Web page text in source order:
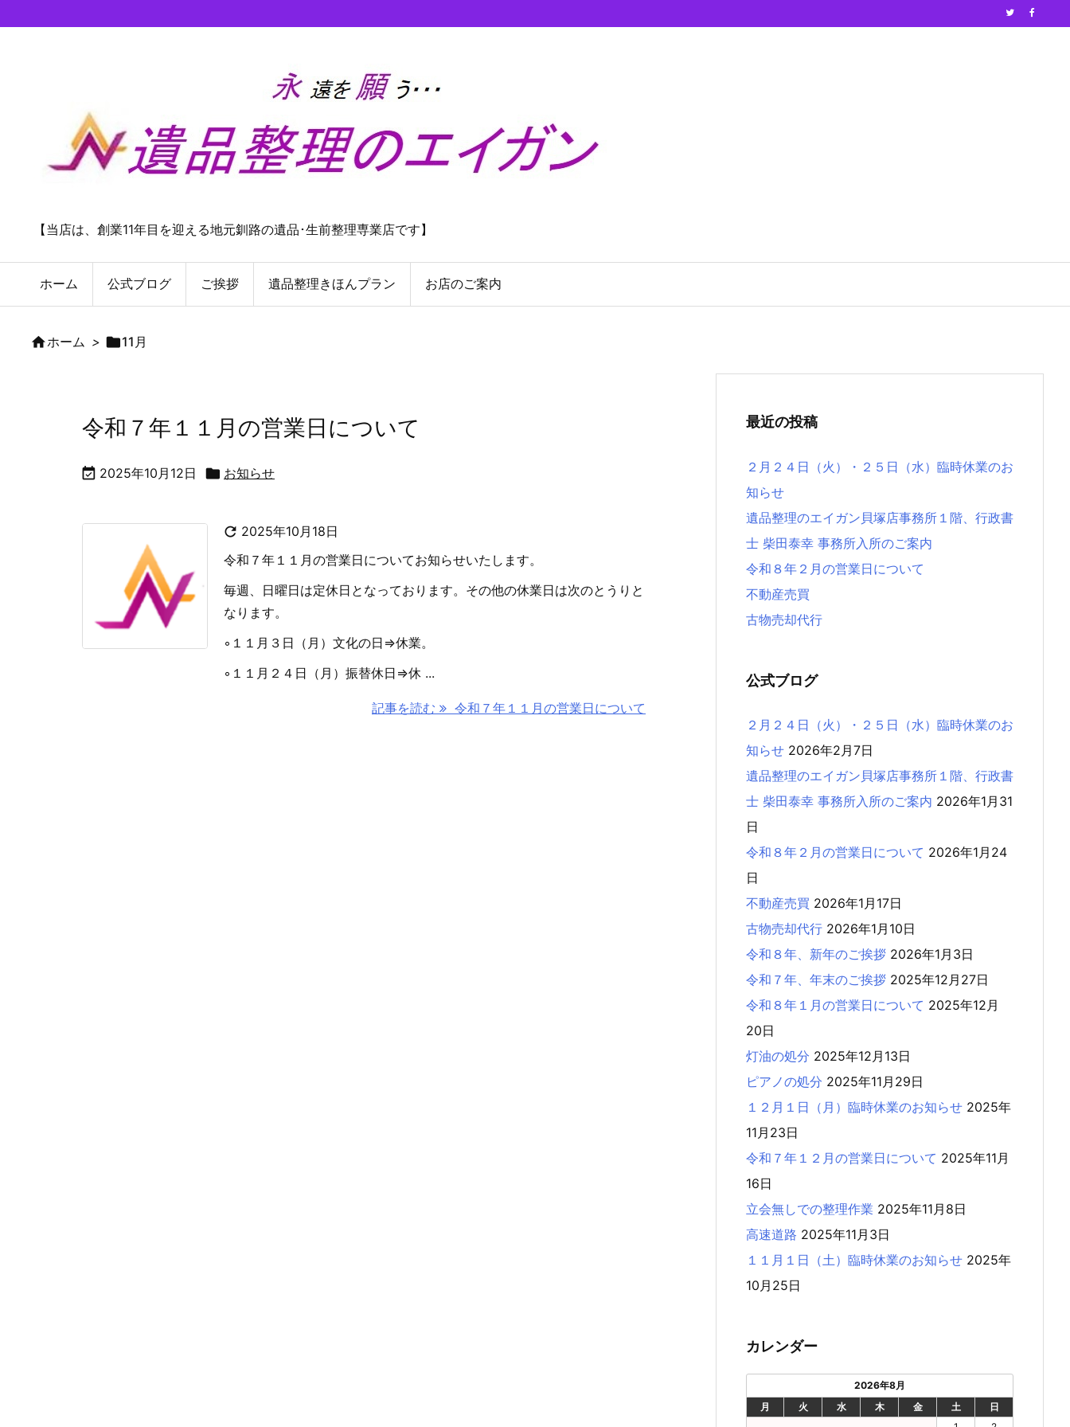
【当店は、創業11年目を迎える地元釧路の遺品･生前整理専業店です】
ホーム 公式ブログ ご挨拶 遺品整理きほんプラン お店のご案内
ホーム > 11月
令和７年１１月の営業日について
 2025年10月12日  お知らせ
 2025年10月18日
令和７年１１月の営業日についてお知らせいたします。
毎週、日曜日は定休日となっております。その他の休業日は次のとうりと
なります。
◦１１月３日（月）文化の日⇒休業。
◦１１月２４日（月）振替休日⇒休 ...
記事を読む 令和７年１１月の営業日について
最近の投稿
２月２４日（火）・２５日（水）臨時休業のお
知らせ
遺品整理のエイガン貝塚店事務所１階、行政書
士 柴田泰幸 事務所入所のご案内
令和８年２月の営業日について
不動産売買
古物売却代行
公式ブログ
２月２４日（火）・２５日（水）臨時休業のお
知らせ 2026年2月7日
遺品整理のエイガン貝塚店事務所１階、行政書
士 柴田泰幸 事務所入所のご案内 2026年1月31
日
令和８年２月の営業日について 2026年1月24
日
不動産売買 2026年1月17日
古物売却代行 2026年1月10日
令和８年、新年のご挨拶 2026年1月3日
令和７年、年末のご挨拶 2025年12月27日
令和８年１月の営業日について 2025年12月
20日
灯油の処分 2025年12月13日
ピアノの処分 2025年11月29日
１２月１日（月）臨時休業のお知らせ 2025年
11月23日
令和７年１２月の営業日について 2025年11月
16日
立会無しでの整理作業 2025年11月8日
高速道路 2025年11月3日
１１月１日（土）臨時休業のお知らせ 2025年
10月25日
カレンダー
2026年8月
月
火 水 木 金 土
日